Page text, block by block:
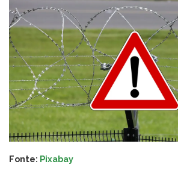
Fonte: Pixabay